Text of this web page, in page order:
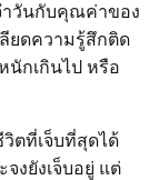
ำวันกับคุณค่าของ
ยดความรู้สึกติด
นักเกินไป หรือ
ตที่เจ็บที่สุดได้
งยังเจ็บอยู่ แต่